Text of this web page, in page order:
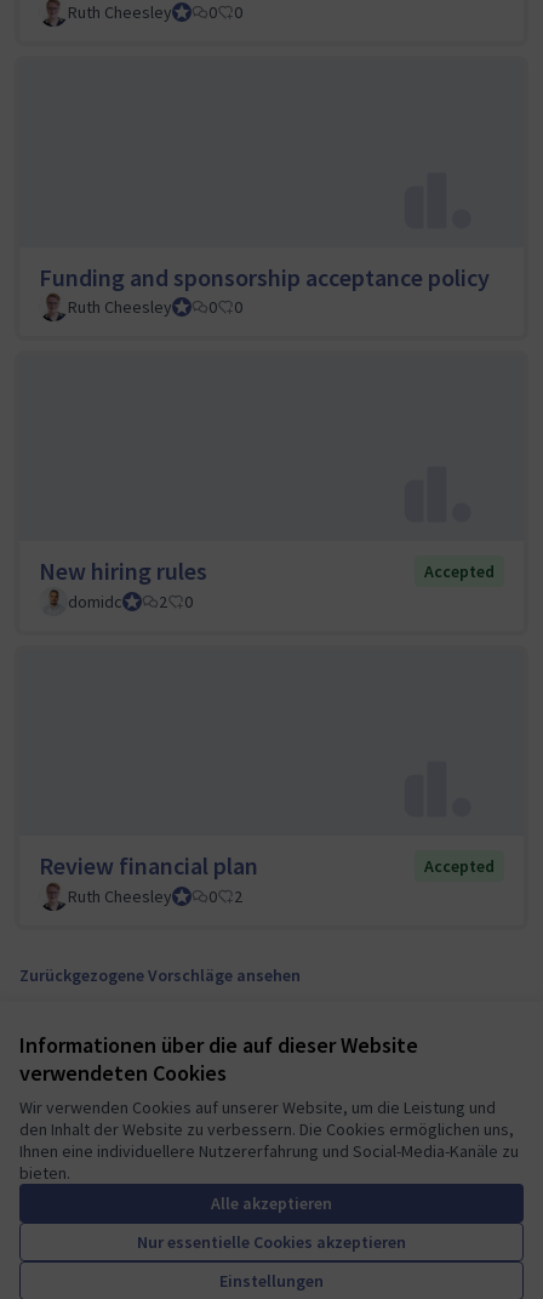
Informationen über die auf dieser Website
verwendeten Cookies
Wir verwenden Cookies auf unserer Website, um die Leistung und
den Inhalt der Website zu verbessern. Die Cookies ermöglichen uns,
Ihnen eine individuellere Nutzererfahrung und Social-Media-Kanäle zu
bieten.
Alle akzeptieren
Nur essentielle Cookies akzeptieren
Einstellungen
Ruth CheesleyMautic Project Lead
0 0
Funding and sponsorship acceptance policy
Ruth CheesleyMautic Project Lead
0 0
New hiring rules
Accepted
domidcCouncil member
2 0
Review financial plan
Accepted
Ruth CheesleyMautic Project Lead
0 2
Zurückgezogene Vorschläge ansehen
Nutzungsbedingungen
Cookie Einstellungen
Mautic Community Portal auf X
(Externer Link)
Mautic Community Portal auf Facebook
(Externer Link)
Mautic Community Portal auf Instagram
(Externer Link)
Mautic Community Portal auf YouTube
(Externer Link)
Mautic Community Portal auf GitHub
(Externer Link)
Deutsch
Sprache wählenChoose languageEscolher idiomaElegir el idioma
freier Software erstellt .
A democratic space for your